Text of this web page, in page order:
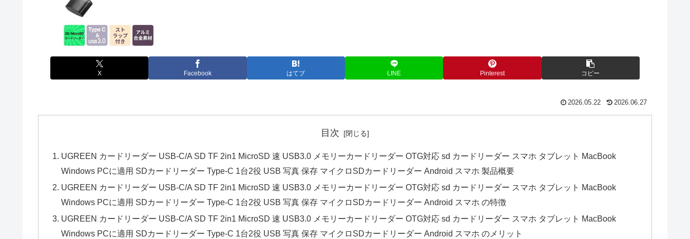
X Facebook はてブ LINE Pinterest コピー
2026.05.22 2026.06.27
目次
UGREEN カードリーダー USB-C/A SD TF 2in1 MicroSD 速 USB3.0 メモリーカードリーダー OTG対応 sd カードリーダー スマホ タブレット MacBook
Windows PCに適用 SDカードリーダー Type-C 1台2役 USB 写真 保存 マイクロSDカードリーダー Android スマホ 製品概要
UGREEN カードリーダー USB-C/A SD TF 2in1 MicroSD 速 USB3.0 メモリーカードリーダー OTG対応 sd カードリーダー スマホ タブレット MacBook
Windows PCに適用 SDカードリーダー Type-C 1台2役 USB 写真 保存 マイクロSDカードリーダー Android スマホ の特徴
UGREEN カードリーダー USB-C/A SD TF 2in1 MicroSD 速 USB3.0 メモリーカードリーダー OTG対応 sd カードリーダー スマホ タブレット MacBook
Windows PCに適用 SDカードリーダー Type-C 1台2役 USB 写真 保存 マイクロSDカードリーダー Android スマホ のメリット